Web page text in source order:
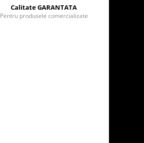
Calitate GARANTATA
Pentru produsele comercializate